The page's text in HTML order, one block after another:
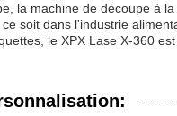
la machine de découpe à
ce soit dans l'industrie
le XPX Lase X-360